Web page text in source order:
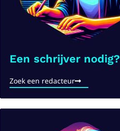
Een schrijver nodig?​
Zoek een redacteur